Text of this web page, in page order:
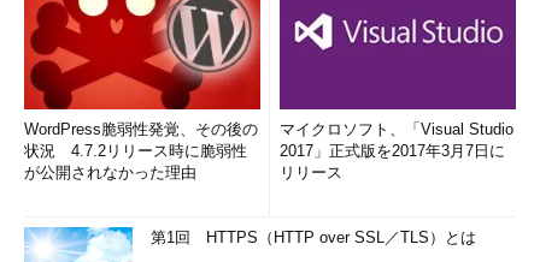
WordPress脆弱性発覚、その後の
状況 4.7.2リリース時に脆弱性
が公開されなかった理由
マイクロソフト、「Visual Studio
2017」正式版を2017年3月7日に
リリース
第1回 HTTPS（HTTP over SSL／TLS）とは